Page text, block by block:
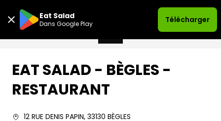
Eat Salad
Dans Google Play Télécharger
EAT SALAD - BÈGLES -
RESTAURANT
12 RUE DENIS PAPIN, 33130 BÈGLES